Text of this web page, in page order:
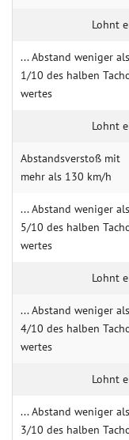
... Abstand weniger als
1/10 des halben
wertes
Abstands­verstoß mit
mehr als 130 km/h
... Abstand weniger als
5/10 des halben
wertes
... Abstand weniger als
4/10 des halben
wertes
... Abstand weniger als
3/10 des halben